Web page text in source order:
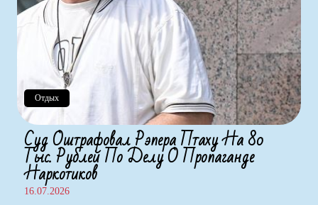
Отдых
Суд Оштрафовал Рэпера Птаху На 80
Тыс. Рублей По Делу О Пропаганде
Наркотиков
16.07.2026